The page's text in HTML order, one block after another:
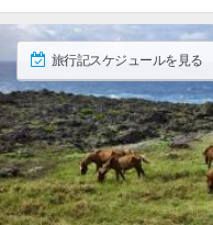
旅行記スケジュールを見る